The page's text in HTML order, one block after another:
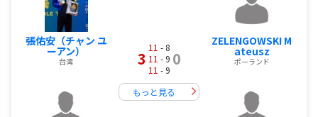
張佑安（チャン ユ
ーアン）
台湾 3
11 - 8
11 - 9
11 - 9
0
もっと見る
ZELENGOWSKI M
ateusz
ポーランド